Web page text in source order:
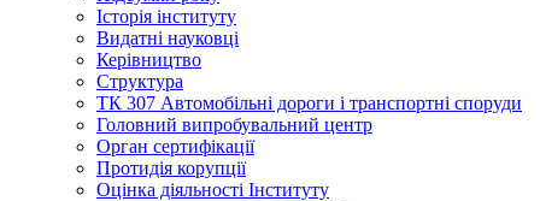
Історія інституту
Видатні науковці
Керівництво
Структура
ТК 307 Автомобільні дороги і транспортні споруди
Головний випробувальний центр
Орган сертифікації
Протидія корупції
Оцінка діяльності Інституту